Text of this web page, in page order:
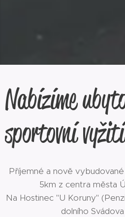
Nabízíme
sportovní vyžití
Příjemné a nově
5km z centra města
Na Hostinec "U Koruny"
dolního